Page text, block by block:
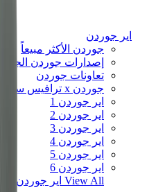
اير جوردن
جوردن الأكثر مبيعاً
إصدارات جوردن الجديدة
تعاونات جوردن
جوردن x ترافيس سكوت
اير جوردن 1
اير جوردن 2
اير جوردن 3
اير جوردن 4
اير جوردن 5
اير جوردن 6
View All اير جوردن